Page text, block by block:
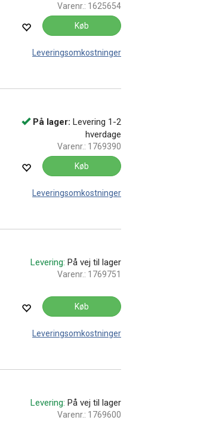
Varenr.: 1625654
Køb
Leveringsomkostninger
På lager: Levering 1-2
hverdage
Varenr.: 1769390
Køb
Leveringsomkostninger
Levering: På vej til lager
Varenr.: 1769751
Køb
Leveringsomkostninger
Levering: På vej til lager
Varenr.: 1769600